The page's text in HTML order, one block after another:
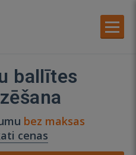
ballītes
bez maksas
cenas